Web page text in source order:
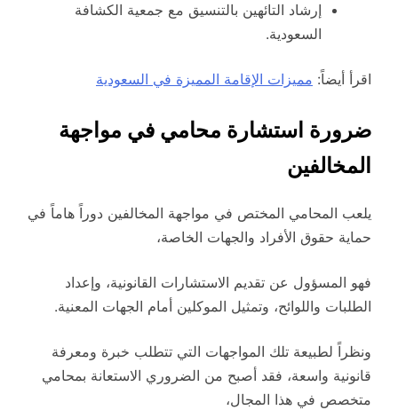
إرشاد التائهين بالتنسيق مع جمعية الكشافة
السعودية.
اقرأ أيضاً: مميزات الإقامة المميزة في السعودية
ضرورة استشارة محامي في مواجهة
المخالفين
يلعب المحامي المختص في مواجهة المخالفين دوراً هاماً في
حماية حقوق الأفراد والجهات الخاصة،
فهو المسؤول عن تقديم الاستشارات القانونية، وإعداد
الطلبات واللوائح، وتمثيل الموكلين أمام الجهات المعنية.
ونظراً لطبيعة تلك المواجهات التي تتطلب خبرة ومعرفة
قانونية واسعة، فقد أصبح من الضروري الاستعانة بمحامي
متخصص في هذا المجال،